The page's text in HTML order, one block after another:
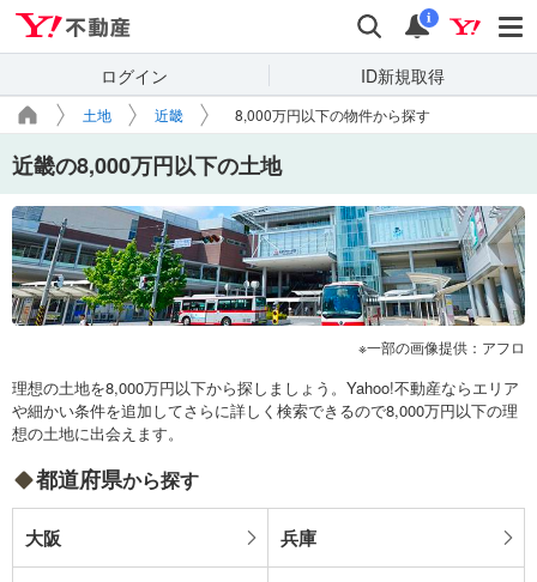
検索 通知
i
ログイン ID新規取得
土地 近畿 8,000万円以下の物件から探す
近畿の8,000万円以下の土地
一部の画像提供：アフロ
理想の土地を8,000万円以下から探しましょう。Yahoo!不動産ならエリア
や細かい条件を追加してさらに詳しく検索できるので8,000万円以下の理
想の土地に出会えます。
都道府県から探す
大阪 兵庫